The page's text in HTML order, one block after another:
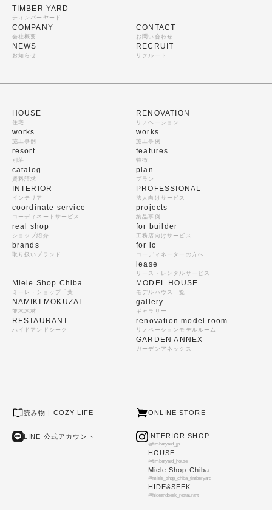
TIMBER YARD
ティンバーヤード
COMPANY
会社概要
NEWS
お知らせ
CONTACT
お問い合わせ
RECRUIT
リクルート
HOUSE
住宅
works
施工事例
resort
別荘
catalog
資料請求
RENOVATION
リノベーション
works
施工事例
features
特徴
plan
プラン
INTERIOR
インテリア
coordinate service
コーディネートサービス
real shop
ショップ紹介
brands
取り扱いブランド
PROFESSIONAL
法人向けサービス
projects
納品事例
for builder
工務店向けサービス
for ic
コーディネーターの方へ
lease
リース・レンタルサービス
Miele Shop Chiba
ミーレ・ショップ千葉
NAMIKI MOKUZAI
並木木材
RESTAURANT
ハイドアンドシーク
MODEL HOUSE
モデルハウス一覧
gallery
ギャラリー
renovation model room
リノベーションモデルルーム
GARDEN ANNEX
ガーデンアネックス
読み物 | COZY LIFE ONLINE STORE
LINE 公式アカウント INTERIOR SHOP
@timberyard_jp
HOUSE
@timberyard_house
Miele Shop Chiba
@miele_shop_chiba_timberyard
HIDE&SEEK
@hideandseek_restaurant